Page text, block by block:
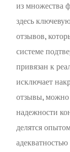
из множества
здесь
отзывов,
системе
привязан к
исключает
отзывы, можно
надежности
делятся